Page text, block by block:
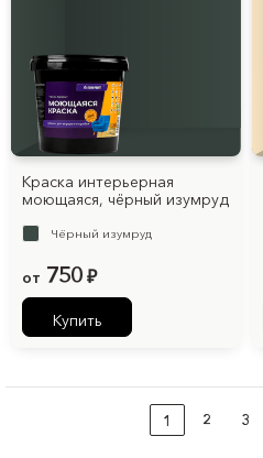
Краска интерьерная
моющаяся, чёрный изумруд
Чёрный изумруд
от 750 ₽
Купить
1 2 3